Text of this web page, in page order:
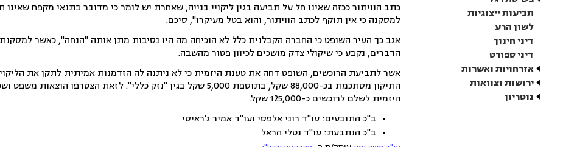
תביעות ייצוגיות
לשון הרע
דיני חינוך
דיני ספורט
אזרחויות ואשרות
ירושות וצוואות
נוטריון
כתב הוויתור ככזה שאינו חל על תביעה בגין ליקויי בנייה, שאחרת יש לומר כי מדובר בתנאי מקפח
למסקנה כי אין תוקף לכתב הוויתור, והוא בטל מעיקרו", סיכם.
אגב כך העיר השופט כי החברה הקבלנית כלל לא הוכיחה מה היו נסיבות מתן אותה "הנחה", כאשר
הדברים, נקבע כי שיקולי צדק מושכים לכיוון פטור מהשבה.
אשר לתביעת הרוכשים, השופט דחה את טענת היזמית כי לא ניתנה לה הזדמנות אמיתית לתקן את
היזמית לשלם לרוכשים כ-125,000 שקל.
ב"כ התובעים: עו"ד רוני אלפסי ועו"ד אמיר ג'ראיסי
ב"כ הנתבעת: עו"ד נטלי הראל